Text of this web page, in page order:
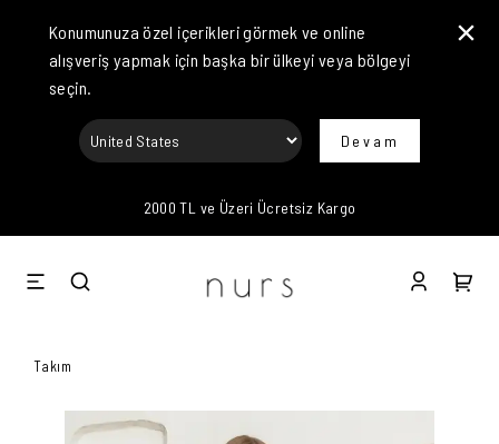
Konumunuza özel içerikleri görmek ve online
alışveriş yapmak için başka bir ülkeyi veya bölgeyi
seçin.
Devam
2000 TL ve Üzeri Ücretsiz Kargo
Takım